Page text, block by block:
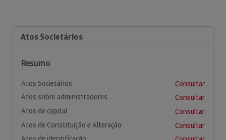
Atos Societários
Resumo
Atos Societários
Consultar
Atos sobre administradores
Consultar
Atos de capital
Consultar
Atos de Constituição e Alteração
Consultar